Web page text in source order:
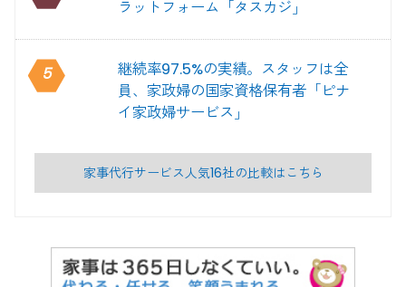
ラットフォーム「タスカジ」
5
継続率97.5%の実績。スタッフは全
員、家政婦の国家資格保有者「ピナ
イ家政婦サービス」
家事代行サービス人気16社の比較はこちら